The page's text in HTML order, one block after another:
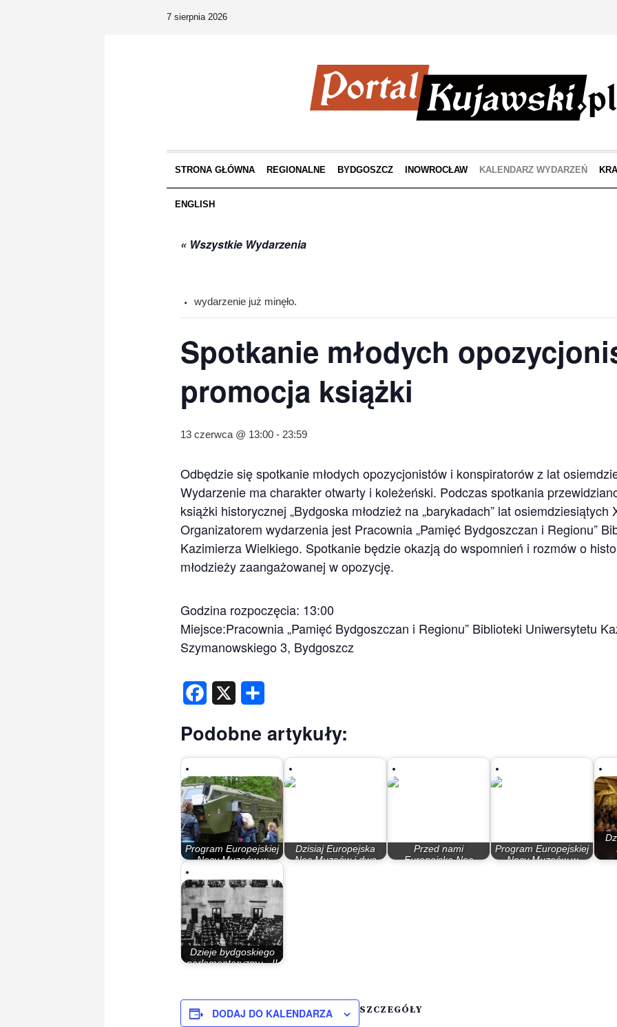
7 sierpnia 2026
STRONA GŁÓWNA REGIONALNE BYDGOSZCZ INOWROCŁAW KALENDARZ WYDARZEŃ
ENGLISH
« Wszystkie Wydarzenia
wydarzenie już minęło.
Spotkanie młodych
promocja książki
13 czerwca @ 13:00 - 23:59
Odbędzie się spotkanie młodych opozycjonistów i konspiratorów z lat
Wydarzenie ma charakter otwarty i koleżeński. Podczas spotkania
książki historycznej „Bydgoska młodzież na „barykadach” lat osiemdziesiątych
Organizatorem wydarzenia jest Pracownia „Pamięć Bydgoszczan i Regionu”
Kazimierza Wielkiego. Spotkanie będzie okazją do wspomnień i rozmów o
młodzieży zaangażowanej w opozycję.
Godzina rozpoczęcia: 13:00
Miejsce:Pracownia „Pamięć Bydgoszczan i Regionu” Biblioteki Uniwersytetu
Szymanowskiego 3, Bydgoszcz
Facebook
Podobne artykuły:
Program Europejskiej
Nocy Muzeów w
Dzisiaj Europejska
Noc Muzeów i dwa
Przed nami
Europejska Noc
Program Europejskiej
Nocy Muzeów w
Dzieje bydgoskiego
parlamentaryzmu - II
DODAJ DO KALENDARZA SZCZEGÓŁY